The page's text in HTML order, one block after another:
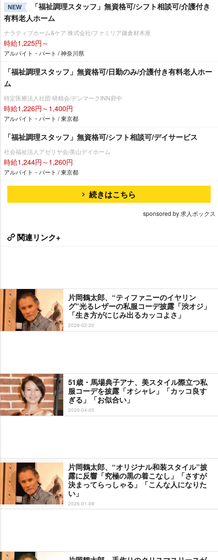
NEW
「福祉調理スタッフ」無資格可/シフト相談可/介護付き
有料老人ホーム
ナラティブホーム&ケア 株式会社/ファミリア鎌倉材木座
時給1,225円～
アルバイト・パート / 神奈川県
「福祉調理スタッフ」無資格可/日勤のみ/介護付き有料老人ホー
ム
特定医療法人社団 研精会/デンマークINN府中
時給1,226円～1,400円
アルバイト・パート / 東京都
「福祉調理スタッフ」無資格可/シフト相談可/デイサービス
社会福祉法人アゼリヤ会/美山デイホーム
時給1,244円～1,260円
アルバイト・パート / 東京都
続きはこちら
sponsored by 求人ボックス
関連リンク+
片岡鶴太郎、“ティファニーのイヤリン
グ”光るレザーの私服コーデ披露「渋オジ」
「生き方がにじみ出るカッコよさ」
2026-02-20
51歳・馬場典子アナ、美スタイル際立つ私
服コーデを披露「オシャレ」「カッコ良す
ぎる」「お似合い」
2026-04-05
片岡鶴太郎、“オリジナル和装スタイル”披
露に反響「究極の黒の着こなし」「さすが
決まってらっしゃる」「こんな人になりた
い」
2026-01-08